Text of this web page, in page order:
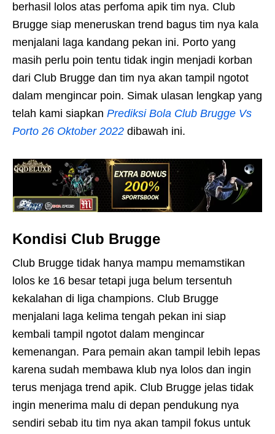
berhasil lolos atas perfoma apik tim nya. Club
Brugge siap meneruskan trend bagus tim nya kala
menjalani laga kandang pekan ini. Porto yang
masih perlu poin tentu tidak ingin menjadi korban
dari Club Brugge dan tim nya akan tampil ngotot
dalam mengincar poin. Simak ulasan lengkap yang
telah kami siapkan Prediksi Bola Club Brugge Vs
Porto 26 Oktober 2022 dibawah ini.
Kondisi Club Brugge
Club Brugge tidak hanya mampu memamstikan
lolos ke 16 besar tetapi juga belum tersentuh
kekalahan di liga champions. Club Brugge
menjalani laga kelima tengah pekan ini siap
kembali tampil ngotot dalam mengincar
kemenangan. Para pemain akan tampil lebih lepas
karena sudah membawa klub nya lolos dan ingin
terus menjaga trend apik. Club Brugge jelas tidak
ingin menerima malu di depan pendukung nya
sendiri sebab itu tim nya akan tampil fokus untuk